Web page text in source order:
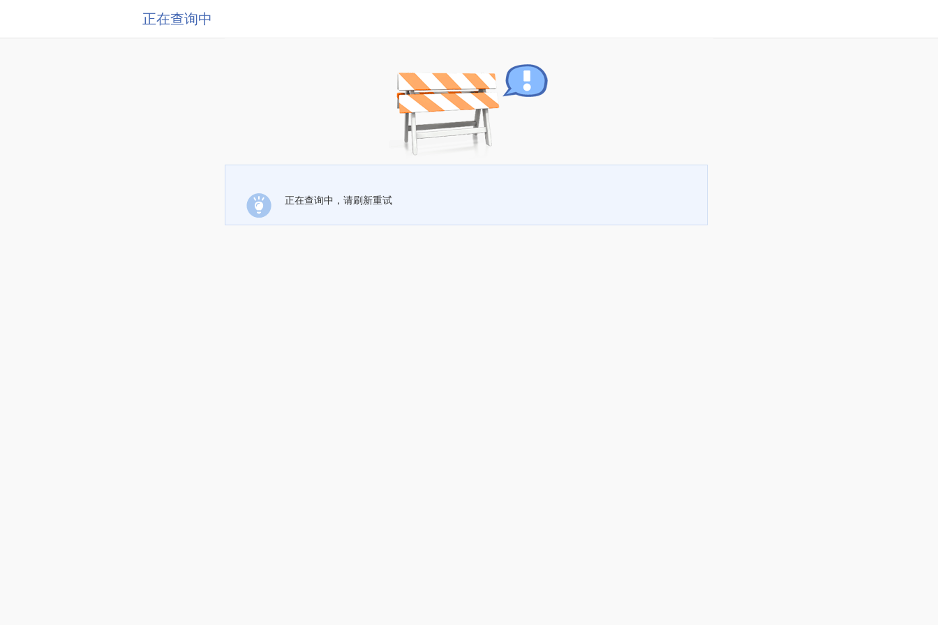
正在查询中
正在查询中，请刷新重试